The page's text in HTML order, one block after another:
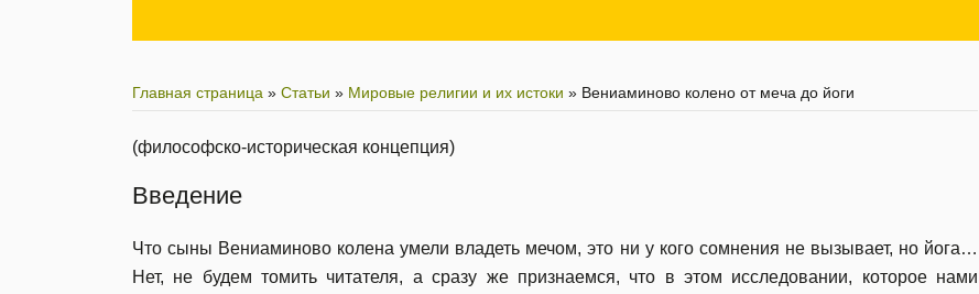
Главная страница » Статьи » Мировые религии и их истоки » Вениаминово колено от меча до йоги
(философско-историческая концепция)
Введение
Что сыны Вениаминово колена умели владеть мечом, это ни у кого сомнения не вызывает, но йога…
Нет, не будем томить читателя, а сразу же признаемся, что в этом исследовании, которое нами